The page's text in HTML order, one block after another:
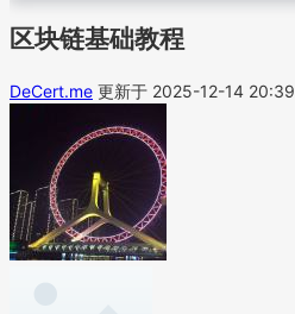
区块链基础教程
DeCert.me 更新于 2025-12-14 20:39